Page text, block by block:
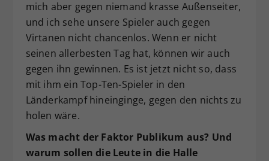
mich aber gegen niemand krasse Außenseiter,
und ich sehe unsere Spieler auch gegen
Virtanen nicht chancenlos. Wenn er nicht
seinen allerbesten Tag hat, können wir auch
gegen ihn gewinnen. Es ist jetzt nicht so, dass
mit ihm ein Top-Ten-Spieler in den
Länderkampf hineinginge, gegen den nichts zu
holen wäre.
Was macht der Faktor Publikum aus? Und
warum sollen die Leute in die Halle